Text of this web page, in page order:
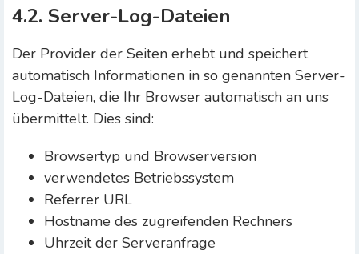
4.2. Server-Log-Dateien
Der Provider der Seiten erhebt und speichert
automatisch Informationen in so genannten Server-
Log-Dateien, die Ihr Browser automatisch an uns
übermittelt. Dies sind:
Browsertyp und Browserversion
verwendetes Betriebssystem
Referrer URL
Hostname des zugreifenden Rechners
Uhrzeit der Serveranfrage